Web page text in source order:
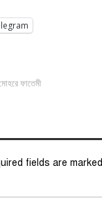
ফাতেমী
fields are marked